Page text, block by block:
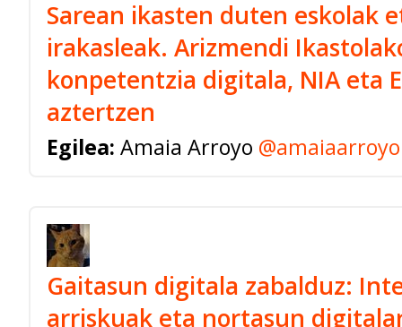
Sarean ikasten duten eskolak
irakasleak. Arizmendi
konpetentzia digitala, NIA eta
aztertzen
Egilea: Amaia Arroyo @amaiaarroyo
Gaitasun digitala zabalduz:
arriskuak eta nortasun